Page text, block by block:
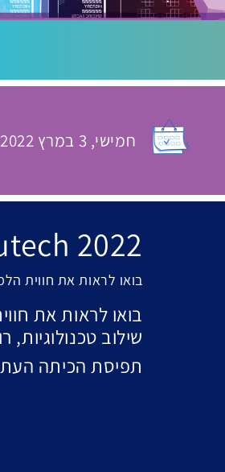
האירוע
חמישי, 3 במרץ
2022
בואו לראות את חווית
בואו לראות את
שילוב טכנולוגיות,
תפיסת הכיתה